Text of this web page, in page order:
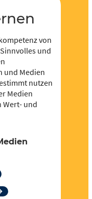
von
und
und Medien
nutzen
Medien
Wert- und